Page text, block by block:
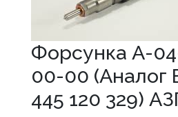
Форсунка А-
00-00 (Аналог
445 120 329)